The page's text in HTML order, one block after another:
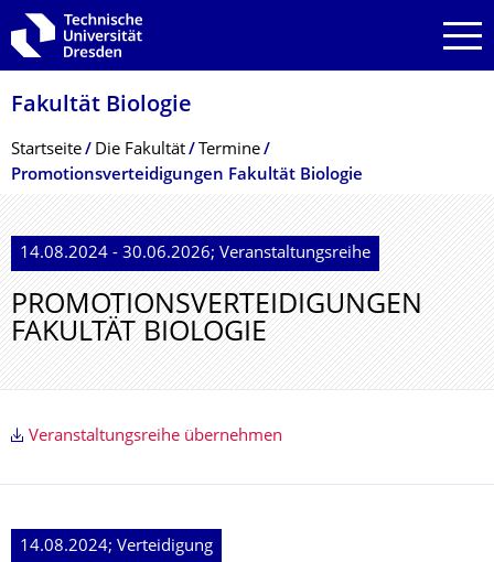
Zur Hauptnavigation springen
Zur Suche springen
Zum Inhalt springen
Fakultät Biologie
Breadcrumb-Menü
Startseite Die Fakultät
Termine
Promotionsverteidigungen Fakultät Biologie
14.08.2024 - 30.06.2026; Veranstaltungsreihe
PROMOTIONSVERTEIDIGUNGEN
FAKULTÄT BIOLOGIE
Veranstaltungsreihe übernehmen
14.08.2024; Verteidigung